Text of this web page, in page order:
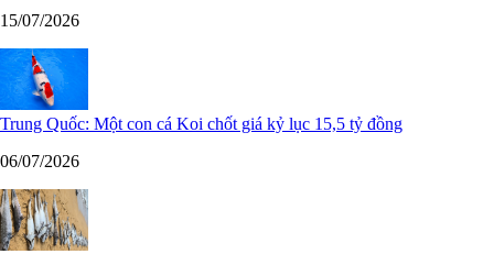
15/07/2026
Trung Quốc: Một con cá Koi chốt giá kỷ lục 15,5 tỷ đồng
06/07/2026